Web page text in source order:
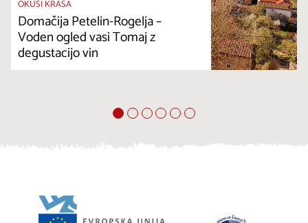
OKUSI KRASA
Domačija Petelin-Rogelja –
Voden ogled vasi Tomaj z
degustacijo vin